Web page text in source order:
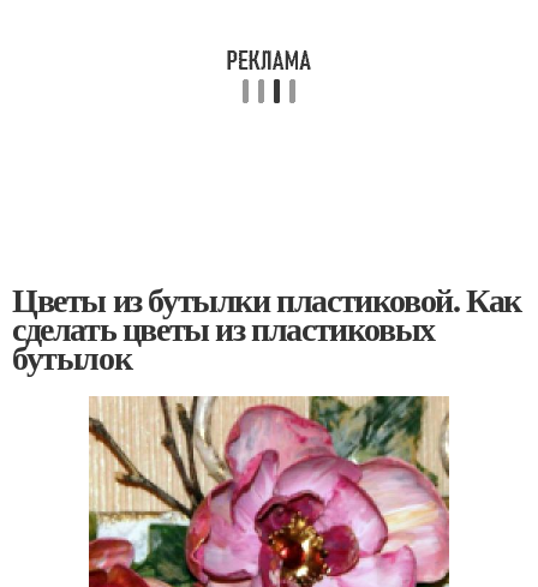
Цветы из бутылки пластиковой. Как
сделать цветы из пластиковых
бутылок